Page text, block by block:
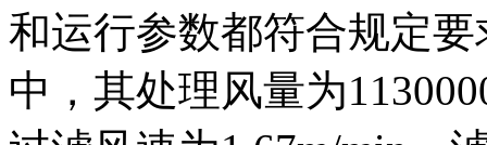
和运行参数都符合规定
中，其处理风量为